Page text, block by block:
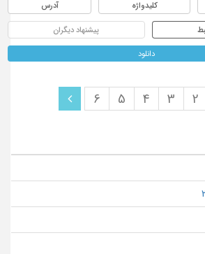
کلیدواژه آدرس
پیشنهاد دیگران
دانلود
2
3
4
5
6